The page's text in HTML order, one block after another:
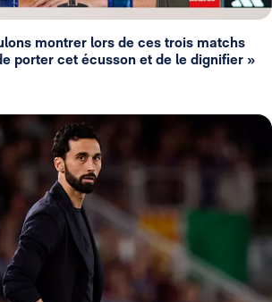
montrer lors de ces trois matchs
porter cet écusson et de le dignifier »